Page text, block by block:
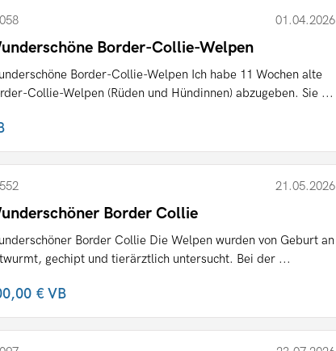
01.04.2026
Border-Collie-Welpen
Border-Collie-Welpen Ich habe 11 Wochen alte
Collie-Welpen (Rüden und Hündinnen) abzugeben. Sie ...
21.05.2026
Border Collie
Border Collie Die Welpen wurden von Geburt an
gechipt und tierärztlich untersucht. Bei der ...
€VB